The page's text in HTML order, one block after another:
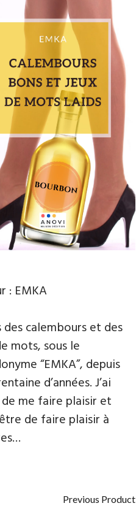
: EMKA
des calembours et des
mots, sous le
“EMKA”, depuis
d’années. J’ai
me faire plaisir et
de faire plaisir à
Previous Product